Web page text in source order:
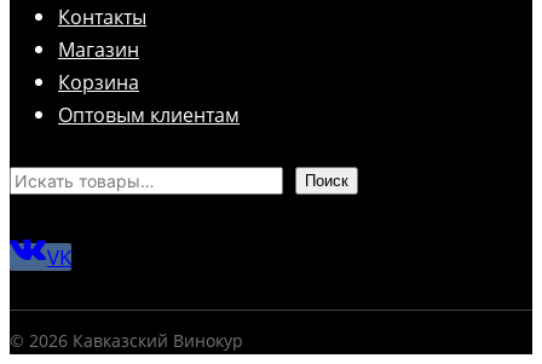
Контакты
Магазин
Корзина
Оптовым клиентам
Поиск
VK
© 2026 Кавказский Винокур